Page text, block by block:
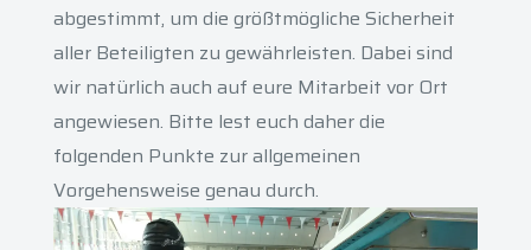
abgestimmt, um die größtmögliche Sicherheit
aller Beteiligten zu gewährleisten. Dabei sind
wir natürlich auch auf eure Mitarbeit vor Ort
angewiesen. Bitte lest euch daher die
folgenden Punkte zur allgemeinen
Vorgehensweise genau durch.